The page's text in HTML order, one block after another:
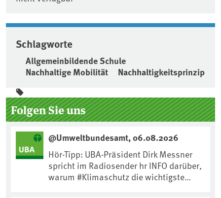
Schlagworte
Allgemeinbildende Schule
Nachhaltige Mobilität
Nachhaltigkeitsprinzip
Seitenleiste
Folgen Sie uns
@Umweltbundesamt, 06.08.2026
Hör-Tipp: UBA-Präsident Dirk Messner
spricht im Radiosender hr INFO darüber,
warum #Klimaschutz die wichtigste